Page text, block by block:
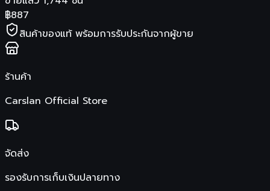
฿887
สินค้าของแท้ พร้อมการรับประกันจากผู้ขาย
ร้านค้า
Carslan Official Store
จัดส่ง
รองรับการเก็บเงินปลายทาง